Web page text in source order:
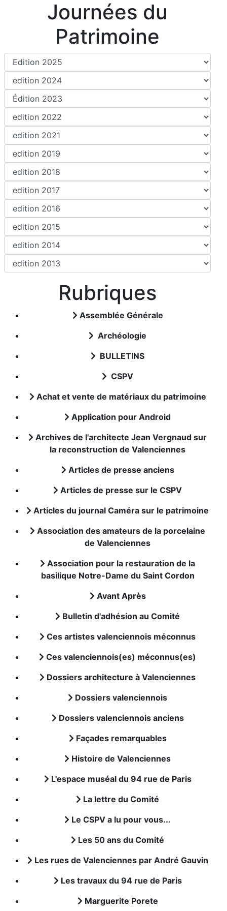
Journées du
Patrimoine
Rubriques
Assemblée Générale
Archéologie
BULLETINS
CSPV
Achat et vente de matériaux du patrimoine
Application pour Android
Archives de l'architecte Jean Vergnaud sur
la reconstruction de Valenciennes
Articles de presse anciens
Articles de presse sur le CSPV
Articles du journal Caméra sur le patrimoine
Association des amateurs de la porcelaine
de Valenciennes
Association pour la restauration de la
basilique Notre-Dame du Saint Cordon
Avant Après
Bulletin d'adhésion au Comité
Ces artistes valenciennois méconnus
Ces valenciennois(es) méconnus(es)
Dossiers architecture à Valenciennes
Dossiers valenciennois
Dossiers valenciennois anciens
Façades remarquables
Histoire de Valenciennes
L'espace muséal du 94 rue de Paris
La lettre du Comité
Le CSPV a lu pour vous...
Les 50 ans du Comité
Les rues de Valenciennes par André Gauvin
Les travaux du 94 rue de Paris
Marguerite Porete